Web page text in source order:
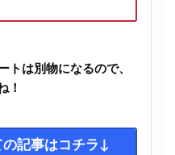
トは別物になるので、
！
記事はコチラ↓